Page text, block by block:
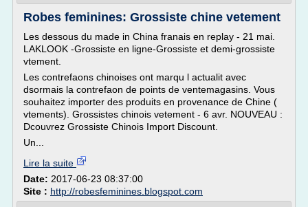
Robes feminines: Grossiste chine vetement
Les dessous du made in China franais en replay - 21 mai.
LAKLOOK -Grossiste en ligne-Grossiste et demi-grossiste
vtement.
Les contrefaons chinoises ont marqu l actualit avec
dsormais la contrefaon de points de ventemagasins. Vous
souhaitez importer des produits en provenance de Chine (
vtements). Grossistes chinois vetement - 6 avr. NOUVEAU :
Dcouvrez Grossiste Chinois Import Discount.
Un...
Lire la suite
Date: 2017-06-23 08:37:00
Site : http://robesfeminines.blogspot.com